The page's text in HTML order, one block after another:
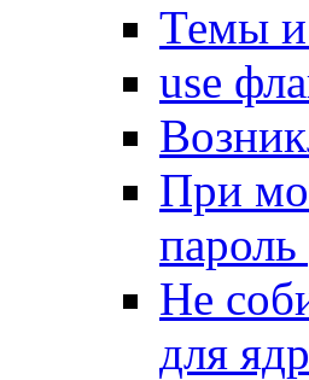
Темы и
use
При
пароль
Не
для